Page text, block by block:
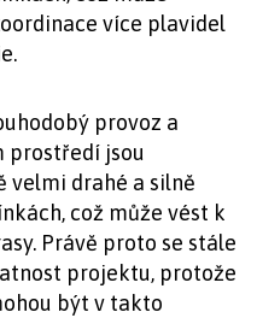
více plavidel
provoz a
prostředí jsou
velmi drahé a silně
což může vést k
Právě proto se stále
projektu, protože
být v takto